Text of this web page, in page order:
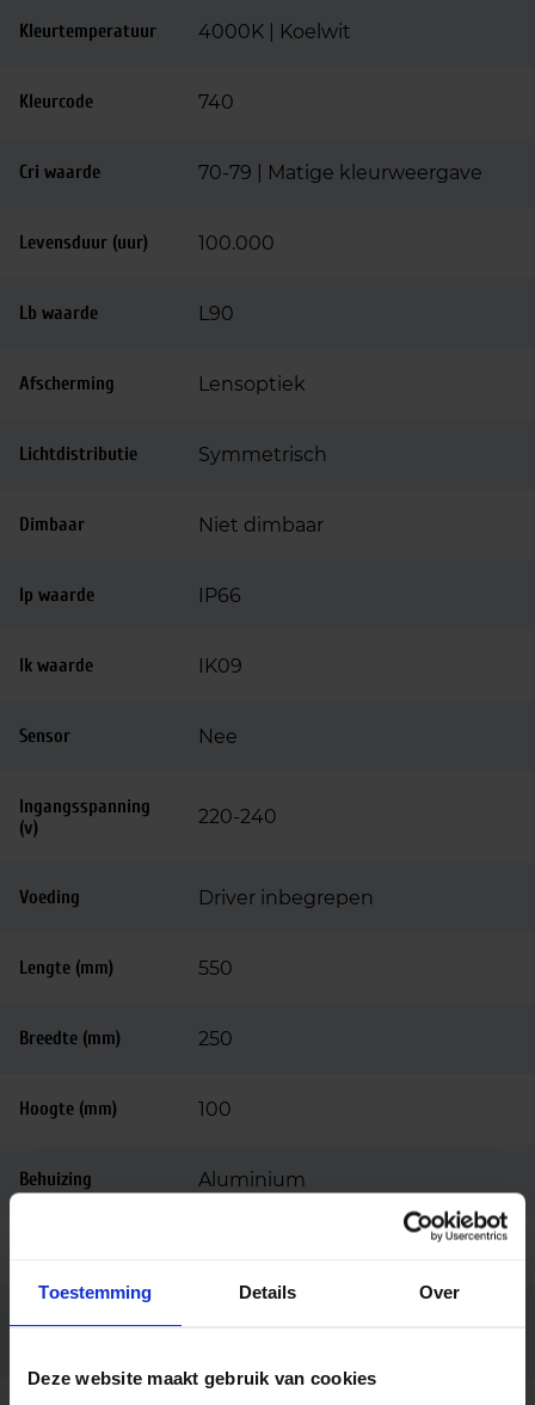
Toestemming Details Over
Deze website maakt gebruik van cookies
Kleurtemperatuur 4000K | Koelwit
Kleurcode 740
Cri waarde 70-79 | Matige kleurweergave
Levensduur (uur) 100.000
Lb waarde L90
Afscherming Lensoptiek
Lichtdistributie Symmetrisch
Dimbaar Niet dimbaar
Ip waarde IP66
Ik waarde IK09
Sensor Nee
Ingangsspanning
(v)
220-240
Voeding Driver inbegrepen
Lengte (mm) 550
Breedte (mm) 250
Hoogte (mm) 100
Behuizing Aluminium
Montage